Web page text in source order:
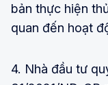
bản thực hiện
quan đến hoạt
4. Nhà đầu tư